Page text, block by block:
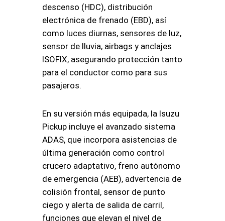
descenso (HDC), distribución
electrónica de frenado (EBD), así
como luces diurnas, sensores de luz,
sensor de lluvia, airbags y anclajes
ISOFIX, asegurando protección tanto
para el conductor como para sus
pasajeros.
En su versión más equipada, la Isuzu
Pickup incluye el avanzado sistema
ADAS, que incorpora asistencias de
última generación como control
crucero adaptativo, freno autónomo
de emergencia (AEB), advertencia de
colisión frontal, sensor de punto
ciego y alerta de salida de carril,
funciones que elevan el nivel de